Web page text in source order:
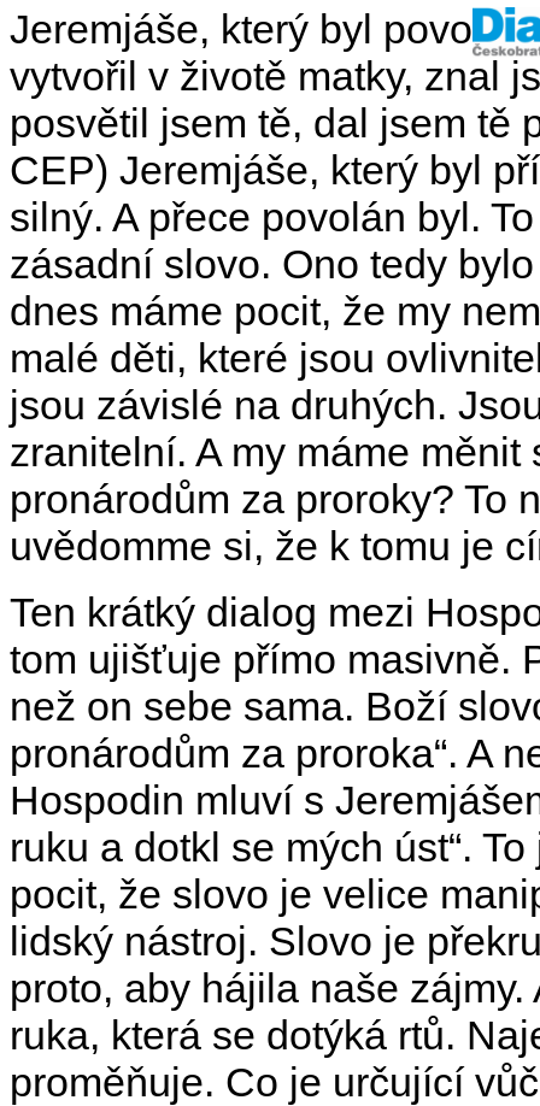
Jeremjáše, který byl
vytvořil v životě matky, znal
posvětil jsem tě, dal jsem tě
CEP) Jeremjáše, který byl
silný. A přece povolán byl.
zásadní slovo. Ono tedy
dnes máme pocit, že my
malé děti, které jsou
jsou závislé na druhých.
zranitelní. A my máme
pronárodům za proroky? To
uvědomme si, že k tomu je
Ten krátký dialog mezi
tom ujišťuje přímo masivně.
než on sebe sama. Boží
pronárodům za proroka“. A
Hospodin mluví s
ruku a dotkl se mých úst“.
pocit, že slovo je velice
lidský nástroj. Slovo je
proto, aby hájila naše
ruka, která se dotýká rtů.
proměňuje. Co je určující